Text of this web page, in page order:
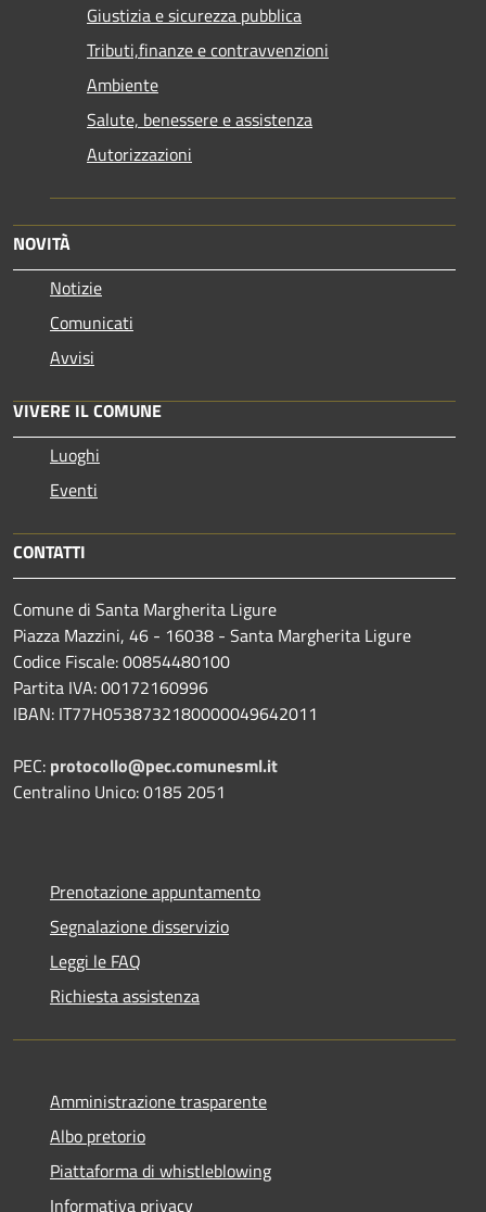
Giustizia e sicurezza pubblica
Tributi,finanze e contravvenzioni
Ambiente
Salute, benessere e assistenza
Autorizzazioni
NOVITÀ
Notizie
Comunicati
Avvisi
VIVERE IL COMUNE
Luoghi
Eventi
CONTATTI
Comune di Santa Margherita Ligure
Piazza Mazzini, 46 - 16038 - Santa Margherita Ligure
Codice Fiscale: 00854480100
Partita IVA: 00172160996
IBAN: IT77H0538732180000049642011
PEC: protocollo@pec.comunesml.it
Centralino Unico: 0185 2051
Prenotazione appuntamento
Segnalazione disservizio
Leggi le FAQ
Richiesta assistenza
Amministrazione trasparente
Albo pretorio
Piattaforma di whistleblowing
Informativa privacy